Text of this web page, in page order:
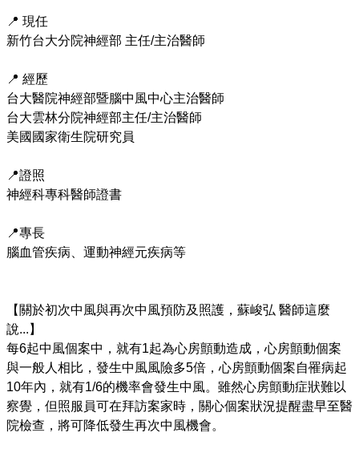
📍 現任
新竹台大分院神經部 主任/主治醫師
📍 經歷
台大醫院神經部暨腦中風中心主治醫師
台大雲林分院神經部主任/主治醫師
美國國家衛生院研究員
📍證照
神經科專科醫師證書
📍專長
腦血管疾病、運動神經元疾病等
【關於初次中風與再次中風預防及照護，蘇峻弘 醫師這麼
說...】
每6起中風個案中，就有1起為心房顫動造成，心房顫動個案
與一般人相比，發生中風風險多5倍，心房顫動個案自罹病起
10年內，就有1/6的機率會發生中風。雖然心房顫動症狀難以
察覺，但照服員可在拜訪案家時，關心個案狀況提醒盡早至醫
院檢查，將可降低發生再次中風機會。